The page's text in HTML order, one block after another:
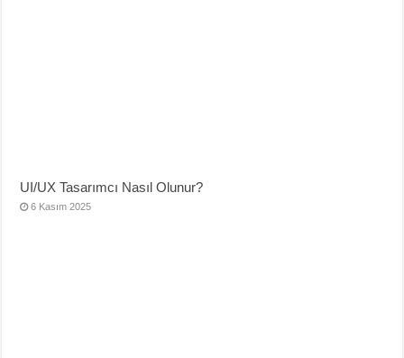
UI/UX Tasarımcı Nasıl Olunur?
6 Kasım 2025